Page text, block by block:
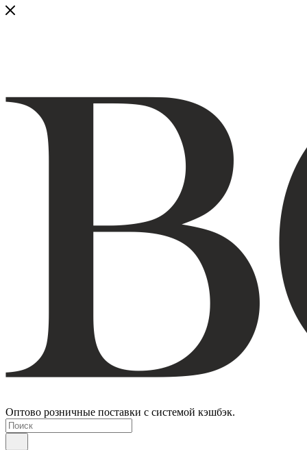
Оптово розничные поставки с системой кэшбэк.